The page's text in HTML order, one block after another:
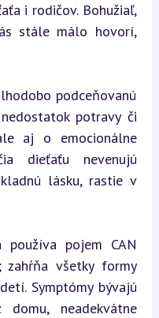
i rodičov. Bohužiaľ,
stále málo hovorí,
podceňovanú
aj o emocionálne
dieťaťu nevenujú
lásku, rastie v
pojem CAN
zahŕňa všetky formy
Symptómy bývajú
neadekvátne